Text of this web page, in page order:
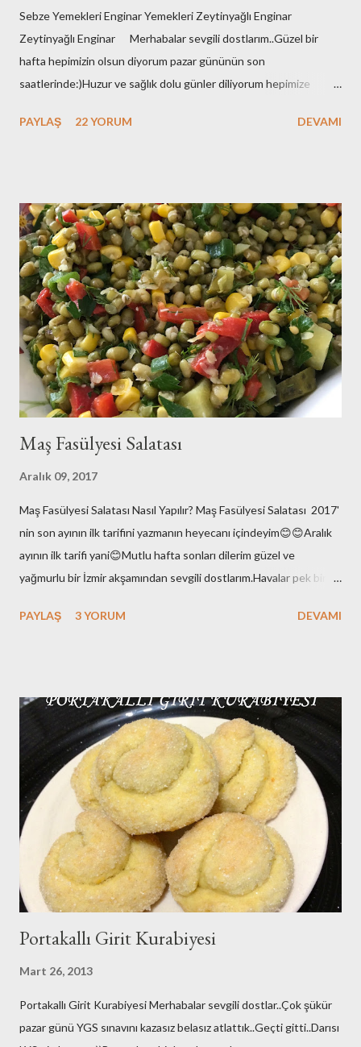
Sebze Yemekleri Enginar Yemekleri Zeytinyağlı Enginar
Zeytinyağlı Enginar Merhabalar sevgili dostlarım..Güzel bir
hafta hepimizin olsun diyorum pazar gününün son
saatlerinde:)Huzur ve sağlık dolu günler diliyorum hepimize
gibi..Git gide kutuplaşıyoruz..Bu bir sınav..Sonucunda kazananın
belasız atlatalım şu seçim sürecini..Olur mu:) Eveet
huzurunuza her daim bayılarak yediğim zeytinyağlı enginar
tarifimle geldim:)Benim enginarlarım geçen sene dondurucuya
attığım enginarlar..Ama tazeleri çıktı ben stoklarımı eritmek için
elimdekileri kullandım..Siz tazeleriyle yapın derim:)Hadi o zaman
tarifimize geçelim biz.. Malzemeler: 8 tane enginar ç...
PAYLAŞ 22 YORUM DEVAMI
Maş Fasülyesi Salatası
Aralık 09, 2017
Maş Fasülyesi Salatası Nasıl Yapılır? Maş Fasülyesi Salatası 2017'
nin son ayının ilk tarifini yazmanın heyecanı içindeyim😊😊Aralık
ayının ilk tarifi yani😊Mutlu hafta sonları dilerim güzel ve
yağmurlu bir İzmir akşamından sevgili dostlarım.Havalar pek bir
değil.Ara da bir soğuyor kışın varlığını hissettiriyor sonra
onların doğasında bu var çünkü!! Ben burada yeni yazımı
hazırlarken eşim de Galatasaray-Akhisarspor maçını izliyor diğer
tarafta. Fenerbahçe taraftarı olduğunu da belirteyim bu arada😊
Yan gözle baktım An itibariyle 1-0 yeniliyor Galatasaray 😊Yazımı
tamamladığımda maç sonucunu iletirim merak etmeyin😉😉Milli
maçlar dışında ki maçlar çok ilgimi çekmiyor anladığınız üzere.. ...
PAYLAŞ 3 YORUM DEVAMI
Portakallı Girit Kurabiyesi
Mart 26, 2013
Portakallı Girit Kurabiyesi Merhabalar sevgili dostlar..Çok şükür
pazar günü YGS sınavını kazasız belasız atlattık..Geçti gitti..Darısı